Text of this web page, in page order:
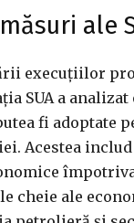
ale
execuțiilor
SUA a analizat
fi adoptate
Acestea
cheie ale